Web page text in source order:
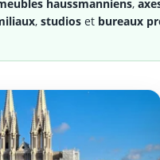
haussmanniens,
, studios et bureaux